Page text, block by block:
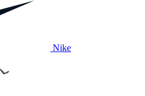
Nike